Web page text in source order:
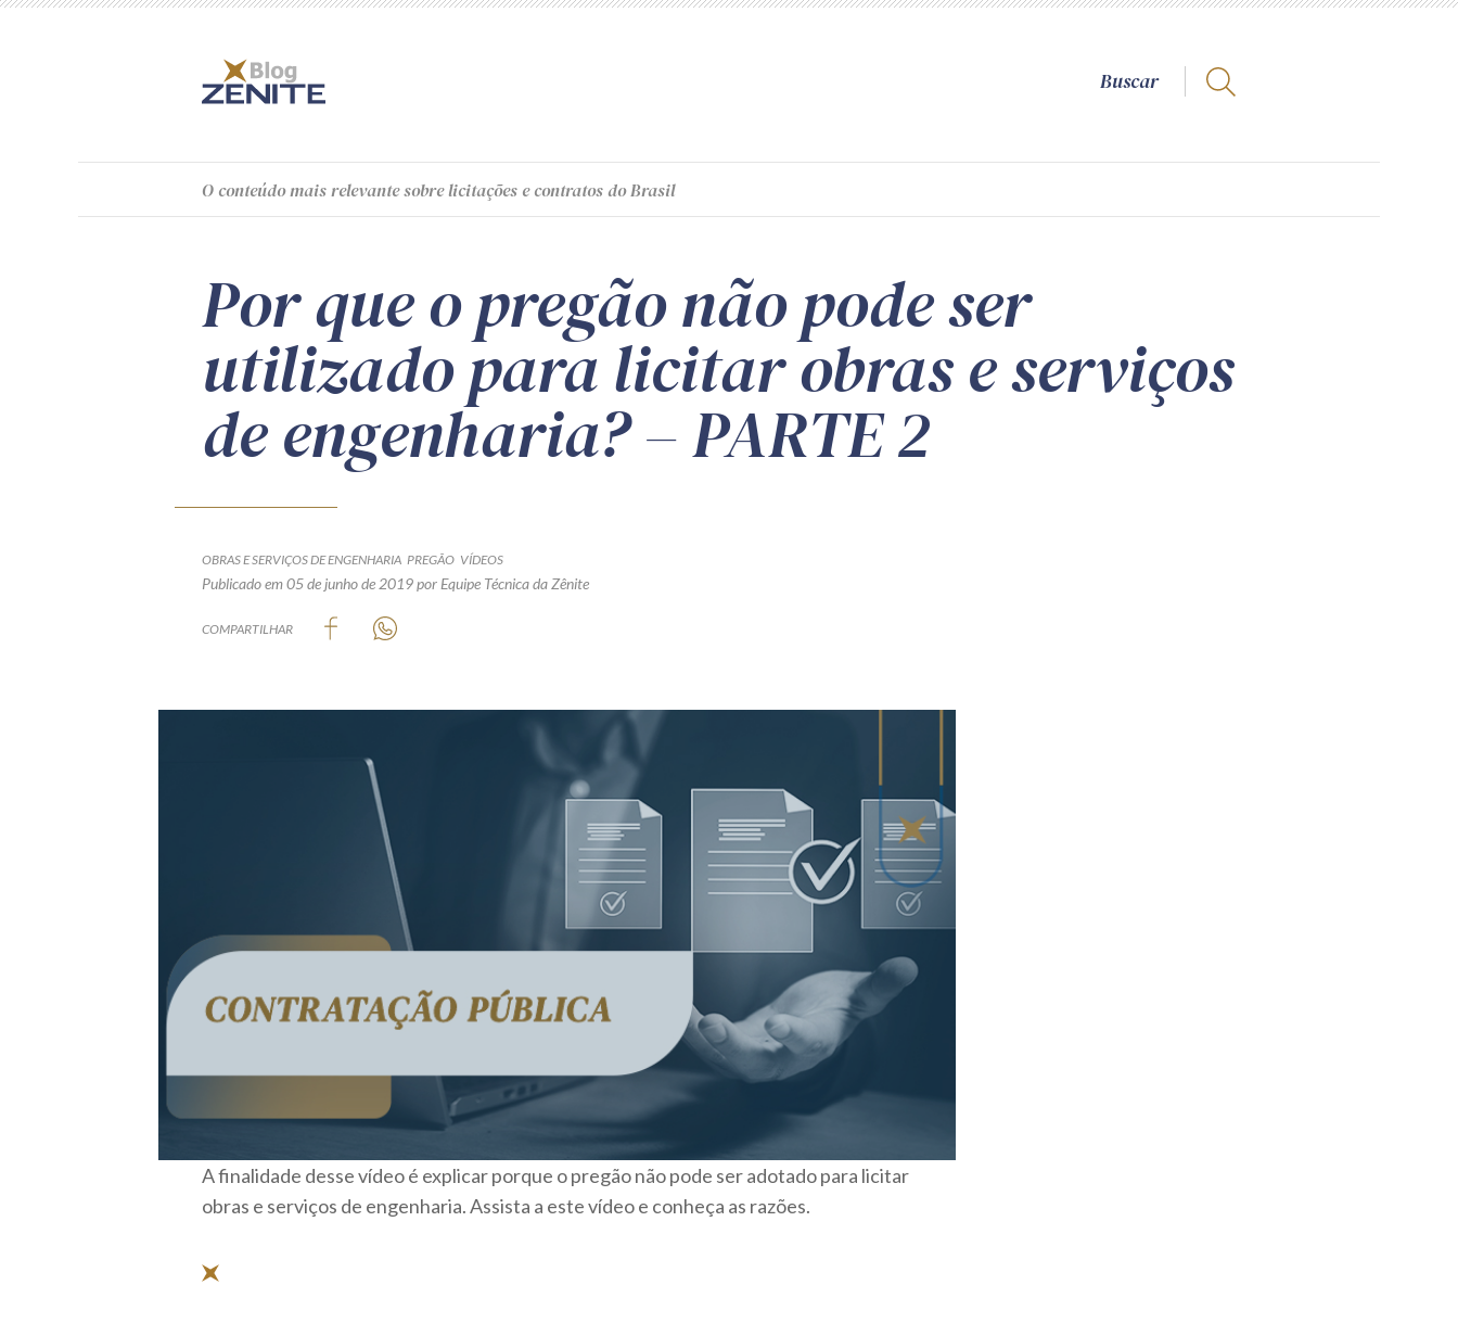
O conteúdomais relevante sobre licitações e contratos do Brasil
Por que o pregão não pode ser
utilizado para licitar obras e serviços
de engenharia? – PARTE 2
OBRAS E SERVIÇOS DE ENGENHARIA PREGÃO VÍDEOS
Publicado em 05 de junho de 2019por Equipe Técnica da Zênite
COMPARTILHAR
A finalidade desse vídeo é explicar porque o pregão não pode ser adotado para licitar
obras e serviços de engenharia. Assista a este vídeo e conheça as razões.